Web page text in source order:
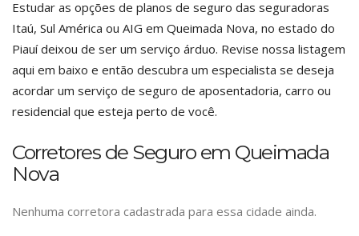
Estudar as opções de planos de seguro das seguradoras
Itaú, Sul América ou AIG em Queimada Nova, no estado do
Piauí deixou de ser um serviço árduo. Revise nossa listagem
aqui em baixo e então descubra um especialista se deseja
acordar um serviço de seguro de aposentadoria, carro ou
residencial que esteja perto de você.
Corretores de Seguro em Queimada
Nova
Nenhuma corretora cadastrada para essa cidade ainda.